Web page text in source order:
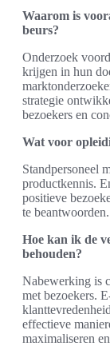
Waarom is
beurs?
Onderzoek
krijgen in hun
strategie
bezoekers en
Wat voor
Standpersoneel
productkennis.
positieve
te beantwoorden.
Hoe kan ik de
behouden?
Nabewerking is
met bezoekers.
effectieve
maximaliseren